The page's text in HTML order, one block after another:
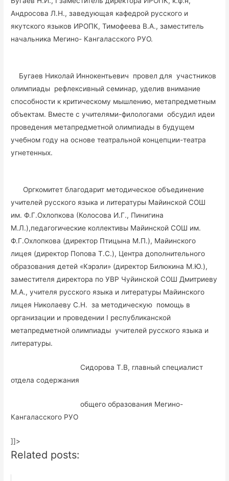
Андросова Л.Н., заведующая кафедрой русского и
якутского языков ИРОПК, Тимофеева В.А., заместитель
начальника Мегино- Кангаласского РУО.
Бугаев Николай Иннокентьевич провел для участников
олимпиады рефлексивный семинар, уделив внимание
способности к критическому мышлению, метапредметным
объектам. Вместе с учителями-филологами обсудил идеи
проведения метапредметной олимпиады в будущем
учебном году на основе театральной концепции-театра
угнетенных.
Оргкомитет благодарит методическое объединение
учителей русского языка и литературы Майинской СОШ
им. Ф.Г.Охлопкова (Колосова И.Г., Пинигина
М.Л.),педагогические коллективы Майинской СОШ им.
Ф.Г.Охлопкова (директор Птицына М.П.), Майинского
лицея (директор Попова Т.С.), Центра дополнительного
образования детей «Кэрэли» (директор Билюкина М.Ю.),
заместителя директора по УВР Чуйинской СОШ Дмитриеву
М.А., учителя русского языка и литературы Майинского
лицея Николаеву С.Н. за методическую помощь в
организации и проведении I республиканской
метапредметной олимпиады учителей русского языка и
литературы.
Сидорова Т.В, главный специалист
отдела содержания
общего образования Мегино-
Кангаласского РУО
]]>
Related posts: